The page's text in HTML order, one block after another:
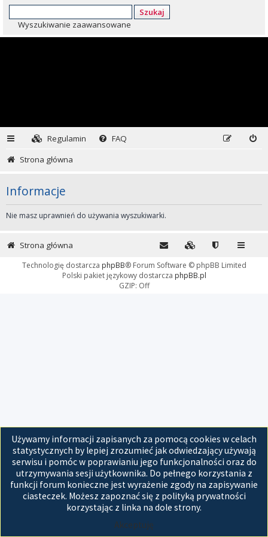
Szukaj
Wyszukiwanie zaawansowane
Regulamin
FAQ
Strona główna
Informacje
Nie masz uprawnień do używania wyszukiwarki.
Używamy informacji zapisanych za pomocą cookies w celach
statystycznych by lepiej zrozumieć jak odwiedzający używają
serwisu i pomóc w poprawianiu jego funkcjonalności oraz do
utrzymywania sesji użytkownika. Do pełnego korzystania z
funkcji forum konieczne jest wyrażenie zgody na zapisywanie
ciasteczek. Możesz zapoznać się z polityką prywatności
korzystając z linka na dole strony.
Akceptuję
Strona główna
Technologię dostarcza phpBB® Forum Software © phpBB Limited
Polski pakiet językowy dostarcza phpBB.pl
GZIP: Off